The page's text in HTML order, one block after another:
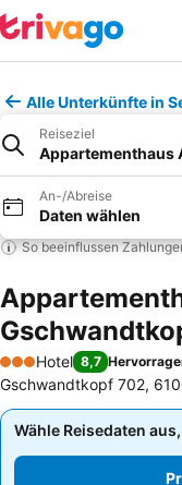
Alle Unterkünfte in
Reiseziel
Appartementhaus
An-/Abreise
Daten wählen
So beeinflussen
3 Sterne
Hotel 8,7
Gschwandtkopf 702,
Wähle Reisedaten
Wähle Reisedaten